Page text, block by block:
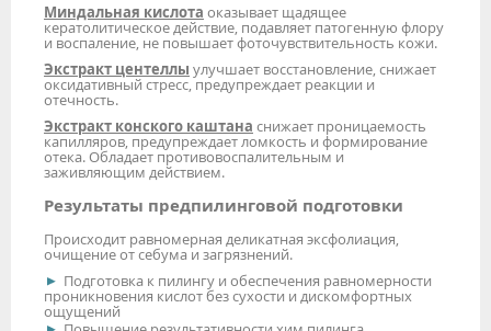
Миндальная кислота оказывает щадящее
кератолитическое действие, подавляет патогенную флору
и воспаление, не повышает фоточувствительность кожи.
Экстракт центеллы улучшает восстановление, снижает
оксидативный стресс, предупреждает реакции и
отечность.
Экстракт конского каштана снижает проницаемость
капилляров, предупреждает ломкость и формирование
отека. Обладает противовоспалительным и
заживляющим действием.
Результаты предпилинговой подготовки
Происходит равномерная деликатная эксфолиация,
очищение от себума и загрязнений.
Подготовка к пилингу и обеспечения равномерности
проникновения кислот без сухости и дискомфортных
ощущений